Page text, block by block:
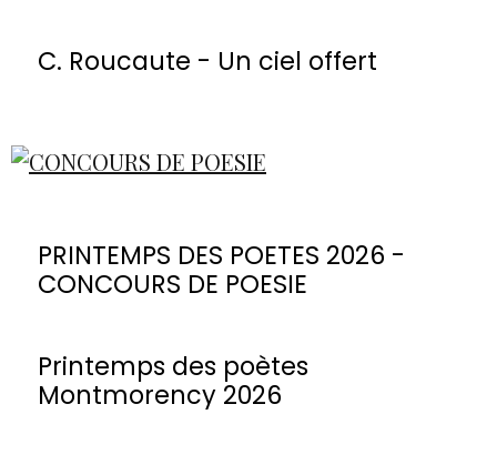
C. Roucaute - Un ciel offert
PRINTEMPS DES POETES 2026 -
CONCOURS DE POESIE
Printemps des poètes
Montmorency 2026